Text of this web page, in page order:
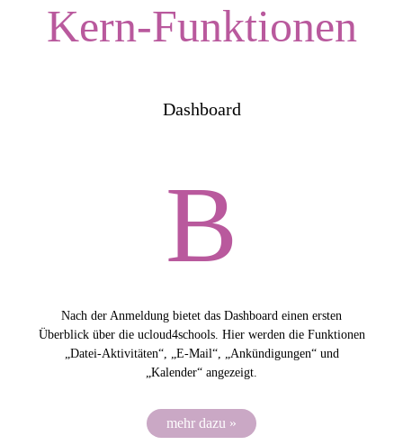
Kern-Funktionen
Dashboard
Nach der Anmeldung bietet das Dashboard einen ersten
Überblick über die ucloud4schools. Hier werden die Funktionen
„Datei-Aktivitäten“, „E-Mail“, „Ankündigungen“ und
„Kalender“ angezeigt.
mehr dazu »